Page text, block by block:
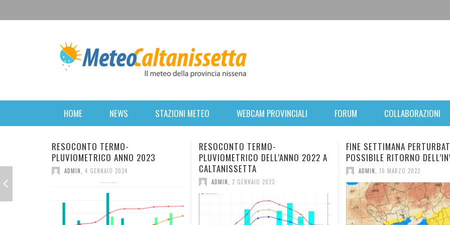
HOME NEWS STAZIONI METEO WEBCAM PROVINCIALI FORUM COLLABORAZIONI
RESOCONTO TERMO-
PLUVIOMETRICO DELL’ANNO 2022 A
CALTANISSETTA
2 GENNAIO 2023
FINE SETTIMANA PERTURBATO. POI
POSSIBILE RITORNO DELL’INVERNO.
ADMIN, 16 MARZO 2022
BREVE PARENTESI
FORTE VENTO E CALO
MERCOLEDÌ, RIPRESA
ANTICICLONICA.
ADMIN, 31 GENNAIO 2022